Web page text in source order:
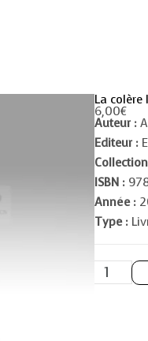
La
6,00€
Auteur :
Editeur :
ISBN :
Année :
Type :
La
colère
la